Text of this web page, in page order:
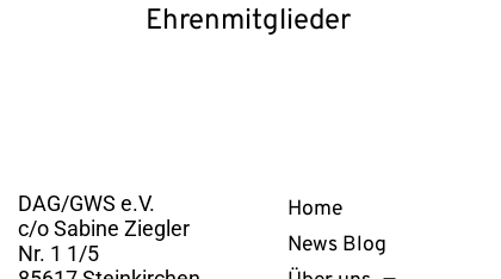
Ehrenmitglieder
DAG/GWS e.V.
c/o Sabine Ziegler
Nr. 1 1/5
Home
News Blog